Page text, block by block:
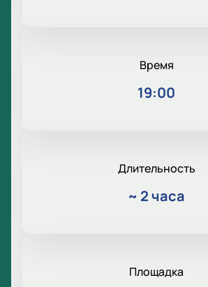
Время
19:00
Длительность
~ 2 часа
Площадка